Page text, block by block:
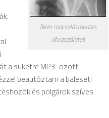
Nem roncsolásmentes
útvizsgálatok
át a süketre MP3-ozott
beautóztam a baleseti
és polgárok szíves